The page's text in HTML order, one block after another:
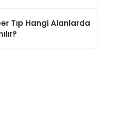
Tıp Hangi Alanlarda